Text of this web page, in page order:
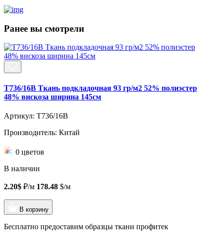
Ранее вы смотрели
T736/16B Ткань подкладочная 93 гр/м2 52% полиэстер
48% вискоза ширина 145см
Артикул: T736/16B
Производитель: Китай
0 цветов
В наличии
2.20$ ₽/м 178.48 $/м
В корзину
Бесплатно предоставим образцы ткани профитек